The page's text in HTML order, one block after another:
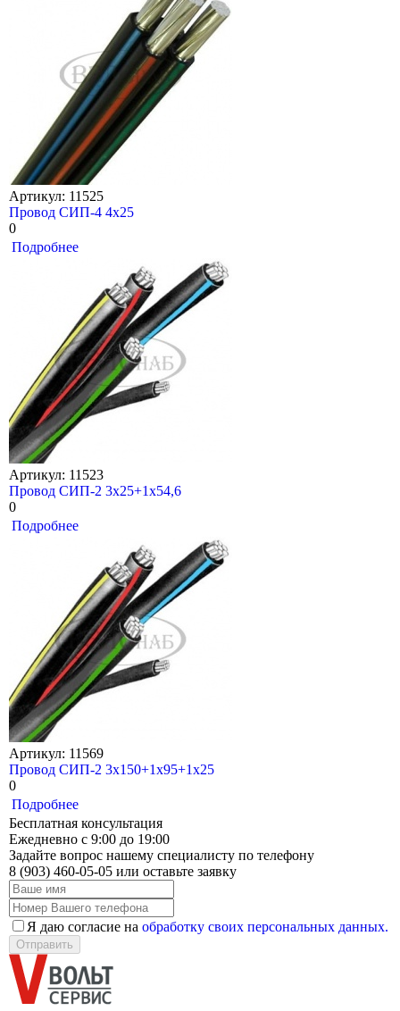
Артикул: 11525
Провод СИП-4 4х25
0
Подробнее
Артикул: 11523
Провод СИП-2 3х25+1х54,6
0
Подробнее
Артикул: 11569
Провод СИП-2 3х150+1х95+1х25
0
Подробнее
Бесплатная консультация
Ежедневно с 9:00 до 19:00
Задайте вопрос нашему специалисту по телефону
8 (903) 460-05-05 или оставьте заявку
Я даю согласие на обработку своих персональных данных.
Отправить